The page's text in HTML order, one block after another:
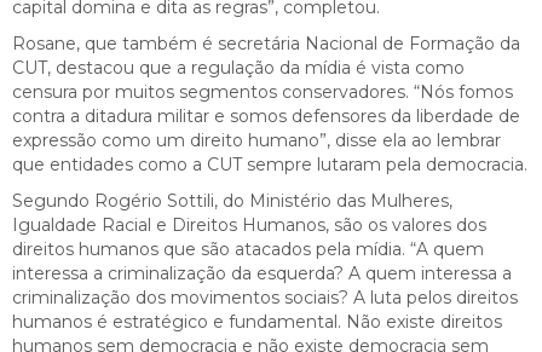
capital domina e dita as regras”, completou.
Rosane, que também é secretária Nacional de Formação da
CUT, destacou que a regulação da mídia é vista como
censura por muitos segmentos conservadores. “Nós fomos
contra a ditadura militar e somos defensores da liberdade de
expressão como um direito humano”, disse ela ao lembrar
que entidades como a CUT sempre lutaram pela democracia.
Segundo Rogério Sottili, do Ministério das Mulheres,
Igualdade Racial e Direitos Humanos, são os valores dos
direitos humanos que são atacados pela mídia. “A quem
interessa a criminalização da esquerda? A quem interessa a
criminalização dos movimentos sociais? A luta pelos direitos
humanos é estratégico e fundamental. Não existe direitos
humanos sem democracia e não existe democracia sem